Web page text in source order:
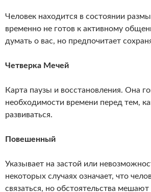
Человек находится в состоянии
временно не готов к активному
думать о вас, но предпочитает
Четверка Мечей
Карта паузы и восстановления. Она
необходимости времени перед тем,
развиваться.
Повешенный
Указывает на застой или
некоторых случаях означает, что
связаться, но обстоятельства